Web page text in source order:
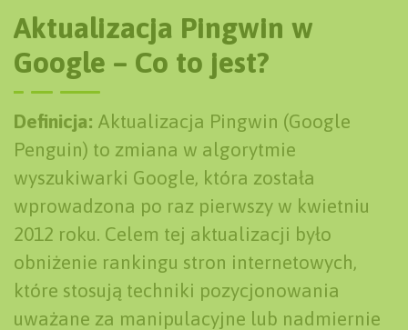
Aktualizacja Pingwin w
Google – Co to jest?
Definicja: Aktualizacja Pingwin (Google
Penguin) to zmiana w algorytmie
wyszukiwarki Google, która została
wprowadzona po raz pierwszy w kwietniu
2012 roku. Celem tej aktualizacji było
obniżenie rankingu stron internetowych,
które stosują techniki pozycjonowania
uważane za manipulacyjne lub nadmiernie